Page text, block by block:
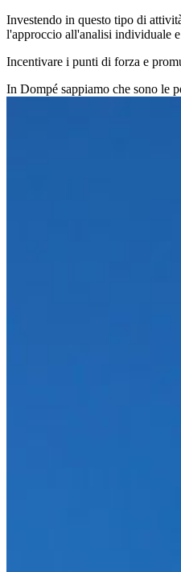
Investendo in questo tipo di
l'approccio all'analisi individuale
Incentivare i punti di forza e
In Dompé sappiamo che sono le